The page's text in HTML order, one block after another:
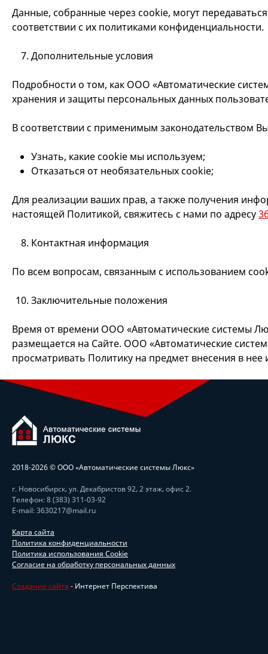
Данные, собранные через cookie, могут
соответствии с их политиками конфиденциальности.
Дополнительные условия
Подробности о том, как ООО «Автоматические
хранения и защиты персональных данных
В соответствии с применимым законодательством
Узнать, какие cookie мы используем;
Отказаться от необязательных cookie;
Для реализации ваших прав, а также получения
настоящей Политикой, свяжитесь с нами по адресу
Контактная информация
По всем вопросам, связанным с использованием
Заключительные положения
Время от времени ООО «Автоматические системы
размещается на Сайте. ООО «Автоматические
просматривать Политику на предмет внесения в
2018-2026 © ООО «Автоматические системы Люкс»
г. Новосибирск, ул. Декабристов 92, 2 этаж, офис 2.
Телефон: 8 (383) 311-03-92
E-mail: 3630217@mail.ru
Карта сайта
Политика конфиденциальности
Политика использования Cookie
Согласие на обработку персональных данных
Создание сайта - Интернет Перспектива